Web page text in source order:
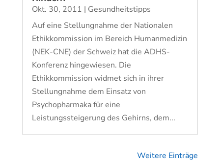
Okt. 30, 2011 | Gesundheitstipps
Auf eine Stellungnahme der Nationalen
Ethikkommission im Bereich Humanmedizin
(NEK-CNE) der Schweiz hat die ADHS-
Konferenz hingewiesen. Die
Ethikkommission widmet sich in ihrer
Stellungnahme dem Einsatz von
Psychopharmaka für eine
Leistungssteigerung des Gehirns, dem...
Weitere Einträge